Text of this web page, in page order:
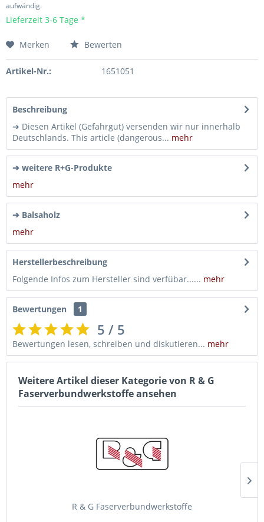
aufwändig.
Lieferzeit 3-6 Tage *
Merken Bewerten
Artikel-Nr.: 1651051
Beschreibung
➔ Diesen Artikel (Gefahrgut) versenden wir nur innerhalb
Deutschlands. This article (dangerous... mehr
➔ weitere R+G-Produkte
mehr
➔ Balsaholz
mehr
Herstellerbeschreibung
Folgende Infos zum Hersteller sind verfübar...... mehr
Bewertungen 1
5 / 5
Bewertungen lesen, schreiben und diskutieren... mehr
Weitere Artikel dieser Kategorie von R & G
Faserverbundwerkstoffe ansehen
R & G Faserverbundwerkstoffe